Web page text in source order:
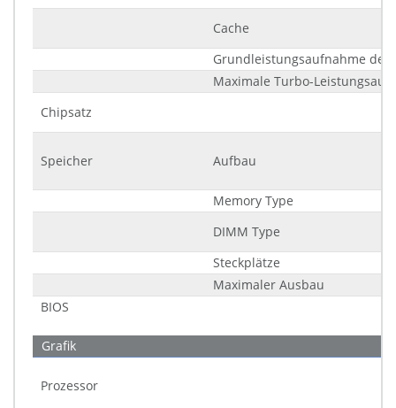
Cache
Grundleistungsaufnahme des
Maximale Turbo-
Chipsatz
Speicher Aufbau
Memory Type
DIMM Type
Steckplätze
Maximaler Ausbau
BIOS
Grafik
Prozessor